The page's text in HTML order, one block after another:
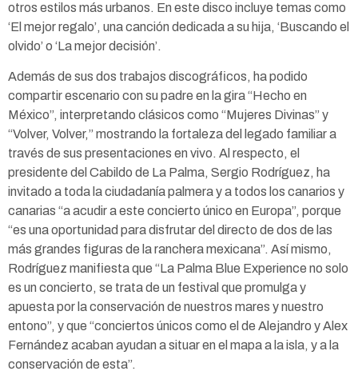
otros estilos más urbanos. En este disco incluye temas como
‘El mejor regalo’, una canción dedicada a su hija, ‘Buscando el
olvido’ o ‘La mejor decisión’.
Además de sus dos trabajos discográficos, ha podido
compartir escenario con su padre en la gira “Hecho en
México”, interpretando clásicos como “Mujeres Divinas” y
“Volver, Volver,” mostrando la fortaleza del legado familiar a
través de sus presentaciones en vivo. Al respecto, el
presidente del Cabildo de La Palma, Sergio Rodríguez, ha
invitado a toda la ciudadanía palmera y a todos los canarios y
canarias “a acudir a este concierto único en Europa”, porque
“es una oportunidad para disfrutar del directo de dos de las
más grandes figuras de la ranchera mexicana”. Así mismo,
Rodríguez manifiesta que “La Palma Blue Experience no solo
es un concierto, se trata de un festival que promulga y
apuesta por la conservación de nuestros mares y nuestro
entono”, y que “conciertos únicos como el de Alejandro y Alex
Fernández acaban ayudan a situar en el mapa a la isla, y a la
conservación de esta”.